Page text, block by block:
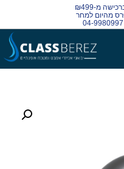
מ-₪499
מהיום למחר